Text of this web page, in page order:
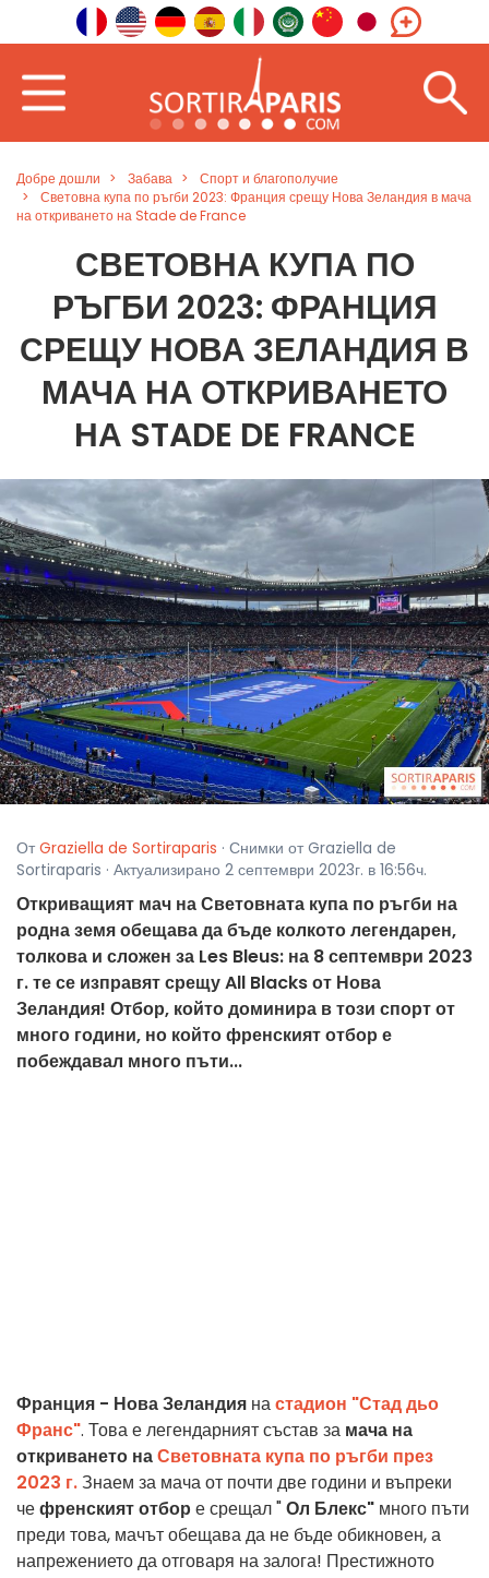
Добре дошли Забава
Спорт и благополучие
Световна купа по ръгби 2023: Франция срещу Нова Зеландия в мача
на откриването на Stade de France
СВЕТОВНА КУПА ПО
РЪГБИ 2023: ФРАНЦИЯ
СРЕЩУ НОВА ЗЕЛАНДИЯ В
МАЧА НА ОТКРИВАНЕТО
НА STADE DE FRANCE
От Graziella de Sortiraparis · Снимки от Graziella de
Sortiraparis · Актуализирано 2 септември 2023г. в 16:56ч.
Откриващият мач на Световната купа по ръгби на
родна земя обещава да бъде колкото легендарен,
толкова и сложен за Les Bleus: на 8 септември 2023
г. те се изправят срещу All Blacks от Нова
Зеландия! Отбор, който доминира в този спорт от
много години, но който френският отбор е
побеждавал много пъти...
Франция - Нова Зеландия настадион "Стад дьо
Франс". Това е легендарният състав за мача на
откриването наСветовната купа по ръгби през
2023 г.Знаем за мача от почти две години и въпреки
чефренският отбор е срещал "Ол Блекс" много пъти
преди това, мачът обещава да не бъде обикновен, а
напрежението да отговаря на залога! Престижното